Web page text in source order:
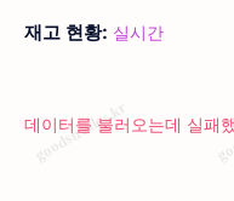
재고 현황: 실시간
데이터를 불러오는데 실패